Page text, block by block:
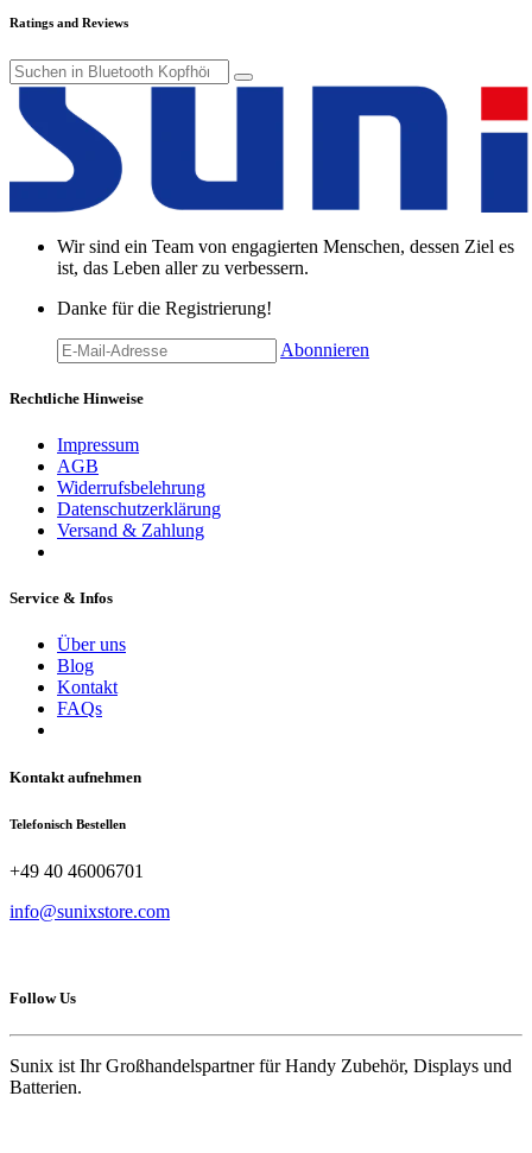
Ratings and Reviews
Wir sind ein Team von engagierten Menschen, dessen Ziel es
ist, das Leben aller zu verbessern.
Danke für die Registrierung!
Abonnieren
Rechtliche Hinweise
Impressum
AGB
Widerrufsbelehrung
Datenschutzerklärung
Versand & Zahlung
Service & Infos
Über uns
Blog
Kontakt
FAQs
Kontakt aufnehmen
Telefonisch Bestellen
+49 40 46006701
info@sunixstore.com
Follow Us
Sunix ist Ihr Großhandelspartner für Handy Zubehör, Displays und
Batterien.